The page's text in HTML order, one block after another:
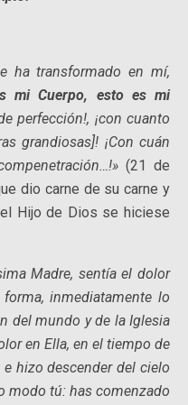
ha transformado en mí,
mi Cuerpo, esto es mi
perfección!, ¡con cuanto
grandiosas]! ¡Con cuán
(21 de
dio carne de su carne y
Hijo de Dios se hiciese
Madre, sentía el dolor
inmediatamente lo
del mundo y de la Iglesia
en Ella, en el tiempo de
hizo descender del cielo
modo tú: has comenzado